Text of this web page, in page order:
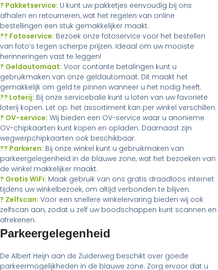
? Pakketservice: U kunt uw pakketjes eenvoudig bij ons
afhalen en retourneren, wat het regelen van online
bestellingen een stuk gemakkelijker maakt.
?? Fotoservice: Bezoek onze fotoservice voor het bestellen
van foto’s tegen scherpe prijzen. Ideaal om uw mooiste
herinneringen vast te leggen!
? Geldautomaat: Voor contante betalingen kunt u
gebruikmaken van onze geldautomaat. Dit maakt het
gemakkelijk om geld te pinnen wanneer u het nodig heeft.
?? Loterij: Bij onze servicebalie kunt u loten van uw favoriete
loterij kopen. Let op: het assortiment kan per winkel verschillen.
? OV-service: Wij bieden een OV-service waar u anonieme
OV-chipkaarten kunt kopen en opladen. Daarnaast zijn
wegwerpchipkaarten ook beschikbaar.
?? Parkeren: Bij onze winkel kunt u gebruikmaken van
parkeergelegenheid in de blauwe zone, wat het bezoeken van
de winkel makkelijker maakt.
? Gratis WiFi: Maak gebruik van ons gratis draadloos internet
tijdens uw winkelbezoek, om altijd verbonden te blijven.
? Zelfscan: Voor een snellere winkelervaring bieden wij ook
zelfscan aan, zodat u zelf uw boodschappen kunt scannen en
afrekenen.
Parkeergelegenheid
De Albert Heijn aan de Zuiderweg beschikt over goede
parkeermogelijkheden in de blauwe zone. Zorg ervoor dat u